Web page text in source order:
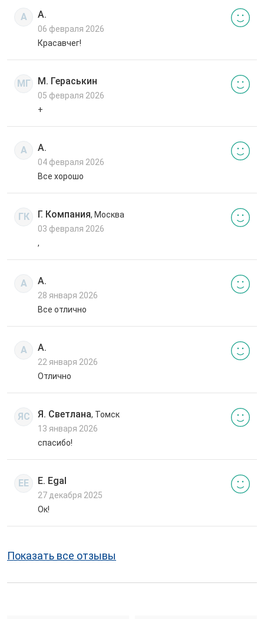
А А.
06 февраля 2026
Красавчег!
МГ М. Гераськин
05 февраля 2026
+
А А.
04 февраля 2026
Все хорошо
ГК Г. Компания, Москва
03 февраля 2026
,
А А.
28 января 2026
Все отлично
А А.
22 января 2026
Отлично
ЯС Я. Светлана, Томск
13 января 2026
спасибо!
EE E. Egal
27 декабря 2025
Ок!
Показать все отзывы